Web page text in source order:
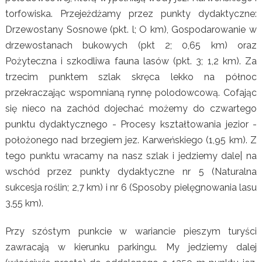
torfowiska. Przejeżdżamy przez punkty dydaktyczne:
Drzewostany Sosnowe (pkt. l; O km), Gospodarowanie w
drzewostanach bukowych (pkt 2; 0,65 km) oraz
Pożyteczna i szkodliwa fauna lasów (pkt. 3; 1,2 km). Za
trzecim punktem szlak skręca lekko na północ
przekraczając wspomnianą rynnę polodowcową. Cofając
się nieco na zachód dojechać możemy do czwartego
punktu dydaktycznego - Procesy kształtowania jezior -
położonego nad brzegiem jez. Karweńskiego (1,95 km). Z
tego punktu wracamy na nasz szlak i jedziemy dale| na
wschód przez punkty dydaktyczne nr 5 (Naturalna
sukcesja roślin; 2,7 km) i nr 6 (Sposoby pielęgnowania lasu
3,55 km).
Przy szóstym punkcie w wariancie pieszym turyści
zawracają w kierunku parkingu. My jedziemy dalej